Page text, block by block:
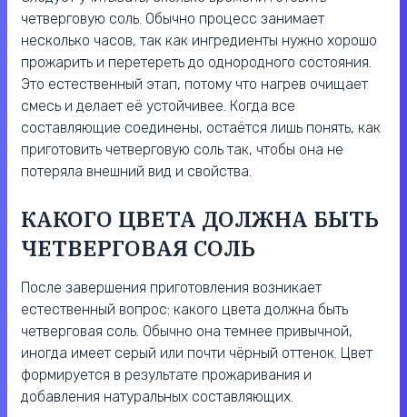
четверговую соль. Обычно процесс занимает
несколько часов, так как ингредиенты нужно хорошо
прожарить и перетереть до однородного состояния.
Это естественный этап, потому что нагрев очищает
смесь и делает её устойчивее. Когда все
составляющие соединены, остаётся лишь понять, как
приготовить четверговую соль так, чтобы она не
потеряла внешний вид и свойства.
КАКОГО ЦВЕТА ДОЛЖНА БЫТЬ
ЧЕТВЕРГОВАЯ СОЛЬ
После завершения приготовления возникает
естественный вопрос: какого цвета должна быть
четверговая соль. Обычно она темнее привычной,
иногда имеет серый или почти чёрный оттенок. Цвет
формируется в результате прожаривания и
добавления натуральных составляющих.